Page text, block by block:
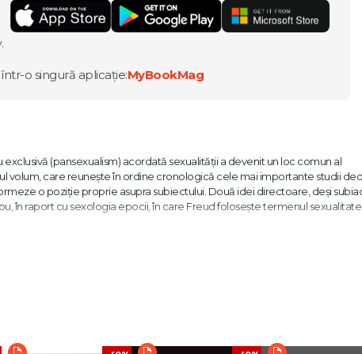
o singură aplicație:MyBookMag
(pansexualism) acordată sexualității a devenit un loc comun al
volum, care reunește în ordine cronologică cele mai importante studii
o poziție proprie asupra subiectului. Două idei directoare, deși
în raport cu sexologia epocii, în care Freud folosește termenul sexualitate.
ci ca o căutare de plăcere erotică drept scop în sine. Dintre
deplină, de îndată ce este supusă primelor cerințe ale culturii, va deveni
pulsionale.